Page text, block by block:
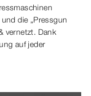
die „Pressgun
vernetzt. Dank
auf jeder